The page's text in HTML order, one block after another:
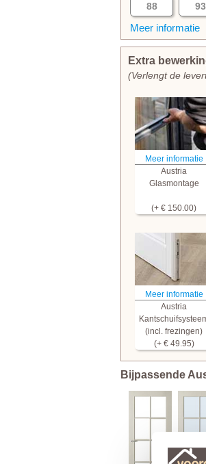
88
93
Meer informatie
Extra
(Verlengt de
Meer informatie
Austria
Glasmontage
(+ € 150.00)
Meer informatie
Austria
(incl. frezingen)
(+ € 49.95)
Bijpassende